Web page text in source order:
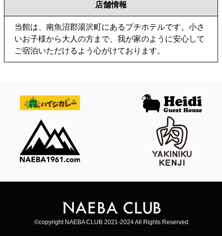
店舗情報
当館は、南魚沼郡湯沢町にあるプチホテルです。小さ
いお子様から大人の方まで、我が家のように安心して
ご宿泊いただけるよう心がけております。
©copyright NAEBA CLUB 2021-2024 All Rights Reserved